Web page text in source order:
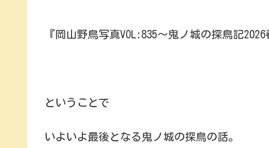
『岡山野鳥写真VOL:835～鬼ノ城の探鳥記2026
ということで
いよいよ最後となる鬼ノ城の探鳥の話。